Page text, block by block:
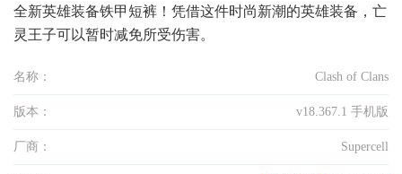
全新英雄装备铁甲短裤！凭借这件时尚新潮的英雄装备，亡
灵王子可以暂时减免所受伤害。
名称： Clash of Clans
版本： v18.367.1 手机版
厂商： Supercell